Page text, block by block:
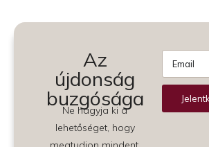
Az
újdonság
buzgósága
Ne hagyja ki a
lehetőséget, hogy